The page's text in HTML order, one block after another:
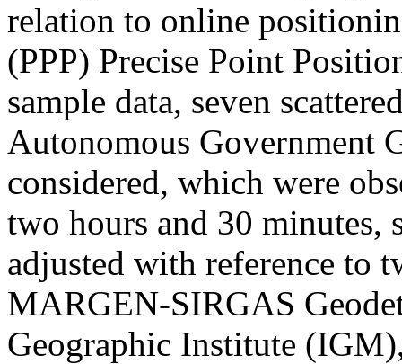
relation to online
(PPP) Precise Point
sample data, seven
Autonomous Government
considered, which were
two hours and 30 minutes,
adjusted with reference to
MARGEN-SIRGAS
Geographic Institute